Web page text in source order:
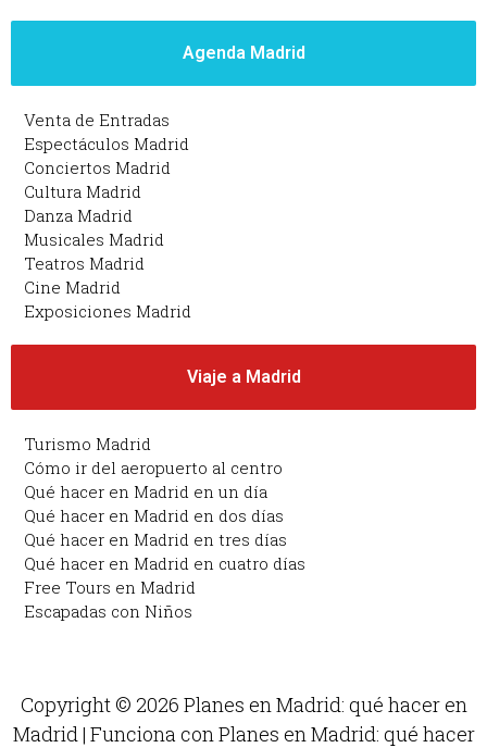
Agenda Madrid
Venta de Entradas
Espectáculos Madrid
Conciertos Madrid
Cultura Madrid
Danza Madrid
Musicales Madrid
Teatros Madrid
Cine Madrid
Exposiciones Madrid
Viaje a Madrid
Turismo Madrid
Cómo ir del aeropuerto al centro
Qué hacer en Madrid en un día
Qué hacer en Madrid en dos días
Qué hacer en Madrid en tres días
Qué hacer en Madrid en cuatro días
Free Tours en Madrid
Escapadas con Niños
Copyright © 2026 Planes en Madrid: qué hacer en
Madrid | Funciona con Planes en Madrid: qué hacer